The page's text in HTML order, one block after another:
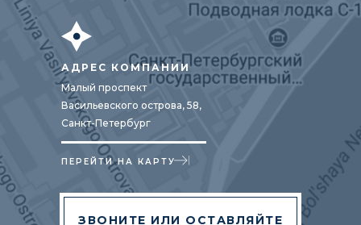
ЗВОНИТЕ ИЛИ ОСТАВЛЯЙТЕ
АДРЕС КОМПАНИИ
Малый проспект
Васильевского острова, 58,
Санкт-Петербург
ПЕРЕЙТИ НА КАРТУ